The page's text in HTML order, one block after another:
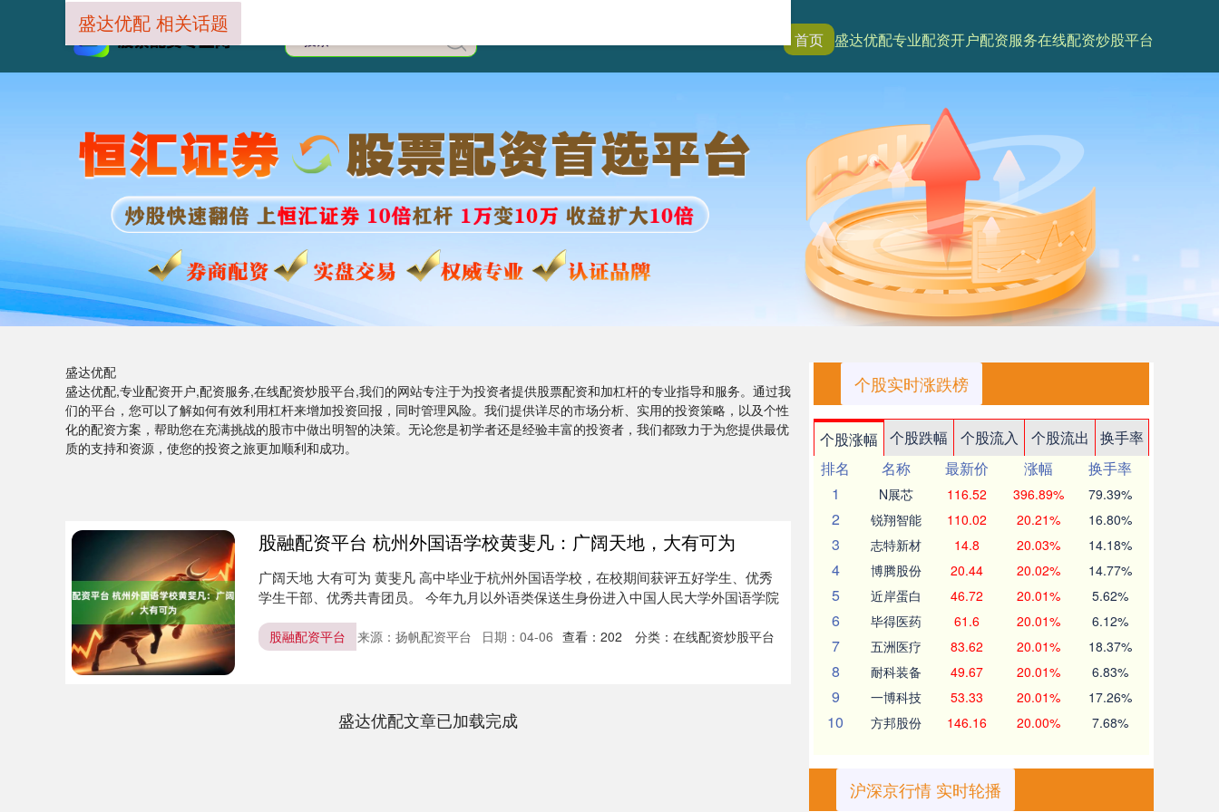
首页 盛达优配专业配资开户配资服务在线配资炒股平台
盛达优配
盛达优配,专业配资开户,配资服务,在线配资炒股平台,我们的网站专注于为投资者提供股票配资和加杠杆的专业指导和服务。通过我
们的平台，您可以了解如何有效利用杠杆来增加投资回报，同时管理风险。我们提供详尽的市场分析、实用的投资策略，以及个性
化的配资方案，帮助您在充满挑战的股市中做出明智的决策。无论您是初学者还是经验丰富的投资者，我们都致力于为您提供最优
质的支持和资源，使您的投资之旅更加顺利和成功。
盛达优配 相关话题
股融配资平台 杭州外国语学校黄斐凡：广阔天地，大有可为
广阔天地 大有可为 黄斐凡 高中毕业于杭州外国语学校，在校期间获评五好学生、优秀
学生干部、优秀共青团员。 今年九月以外语类保送生身份进入中国人民大学外国语学院
股融配资平台 来源：扬帆配资平台 日期：04-06 查看：202 分类：在线配资炒股平台
盛达优配文章已加载完成
个股实时涨跌榜
个股涨幅 个股跌幅 个股流入 个股流出
换手率
排名
名称 最新价 涨幅
换手率
1
N展芯 116.52 396.89% 79.39%
2 锐翔智能 110.02 20.21% 16.80%
3 志特新材 14.8 20.03% 14.18%
4 博腾股份 20.44 20.02% 14.77%
5 近岸蛋白 46.72 20.01% 5.62%
6 毕得医药 61.6 20.01% 6.12%
7 五洲医疗 83.62 20.01% 18.37%
8 耐科装备 49.67 20.01% 6.83%
9 一博科技 53.33 20.01% 17.26%
10 方邦股份 146.16 20.00% 7.68%
沪深京行情 实时轮播